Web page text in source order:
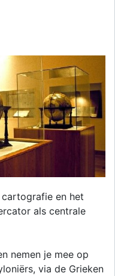
en het
als centrale
nemen je mee op
via de Grieken